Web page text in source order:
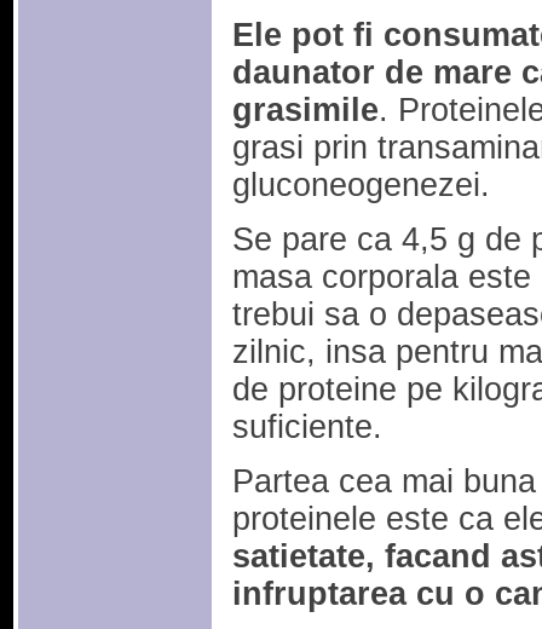
Ele pot fi
daunator de mare
grasimile.
grasi prin
gluconeogenezei.
Se pare ca 4,5 g de
masa corporala
trebui sa o
zilnic, insa pentru
de proteine pe
suficiente.
Partea cea mai
proteinele este ca
satietate, facand
infruptarea cu o